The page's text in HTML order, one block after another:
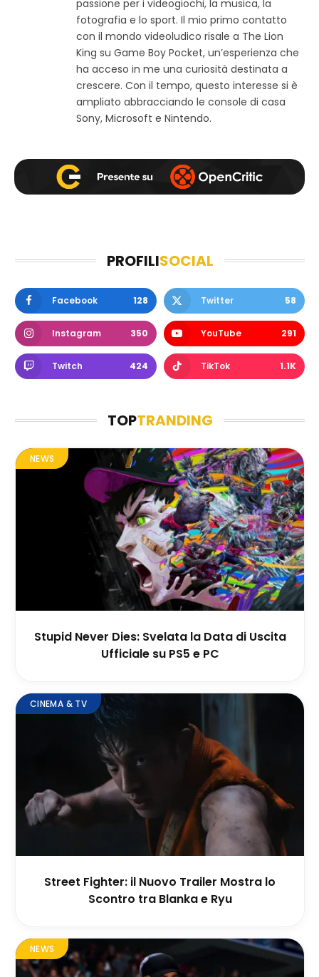
o
w
e
b
t
a
m
passione per i videogiochi, la musica, la
fotografia e lo sport. Il mio primo contatto
con il mondo videoludico risale a The Lion
King su Game Boy Pocket, un’esperienza che
ha acceso in me una curiosità destinata a
crescere. Con il tempo, questo interesse si è
ampliato abbracciando le console di casa
Sony, Microsoft e Nintendo.
PROFILISOCIAL
Facebook 128 Twitter 58
Instagram 350 YouTube 291
Twitch 424 TikTok 1.1K
TOPTRANDING
NEWS
Stupid Never Dies: Svelata la Data di Uscita
Ufficiale su PS5 e PC
CINEMA & TV
Street Fighter: il Nuovo Trailer Mostra lo
Scontro tra Blanka e Ryu
NEWS